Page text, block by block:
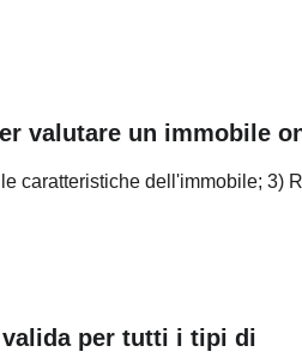
valutare un immobile
caratteristiche dell'immobile; 3)
per tutti i tipi di